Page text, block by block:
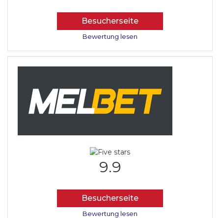
Besucherseite
Bewertung lesen
9.9
Besucherseite
Bewertung lesen